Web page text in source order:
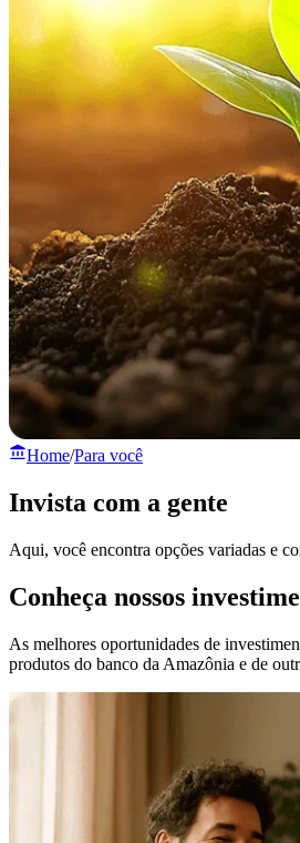
Home/Para você
Invista com a gente
Aqui, você encontra opções variadas e
Conheça nossos
As melhores oportunidades de
produtos do banco da Amazônia e de